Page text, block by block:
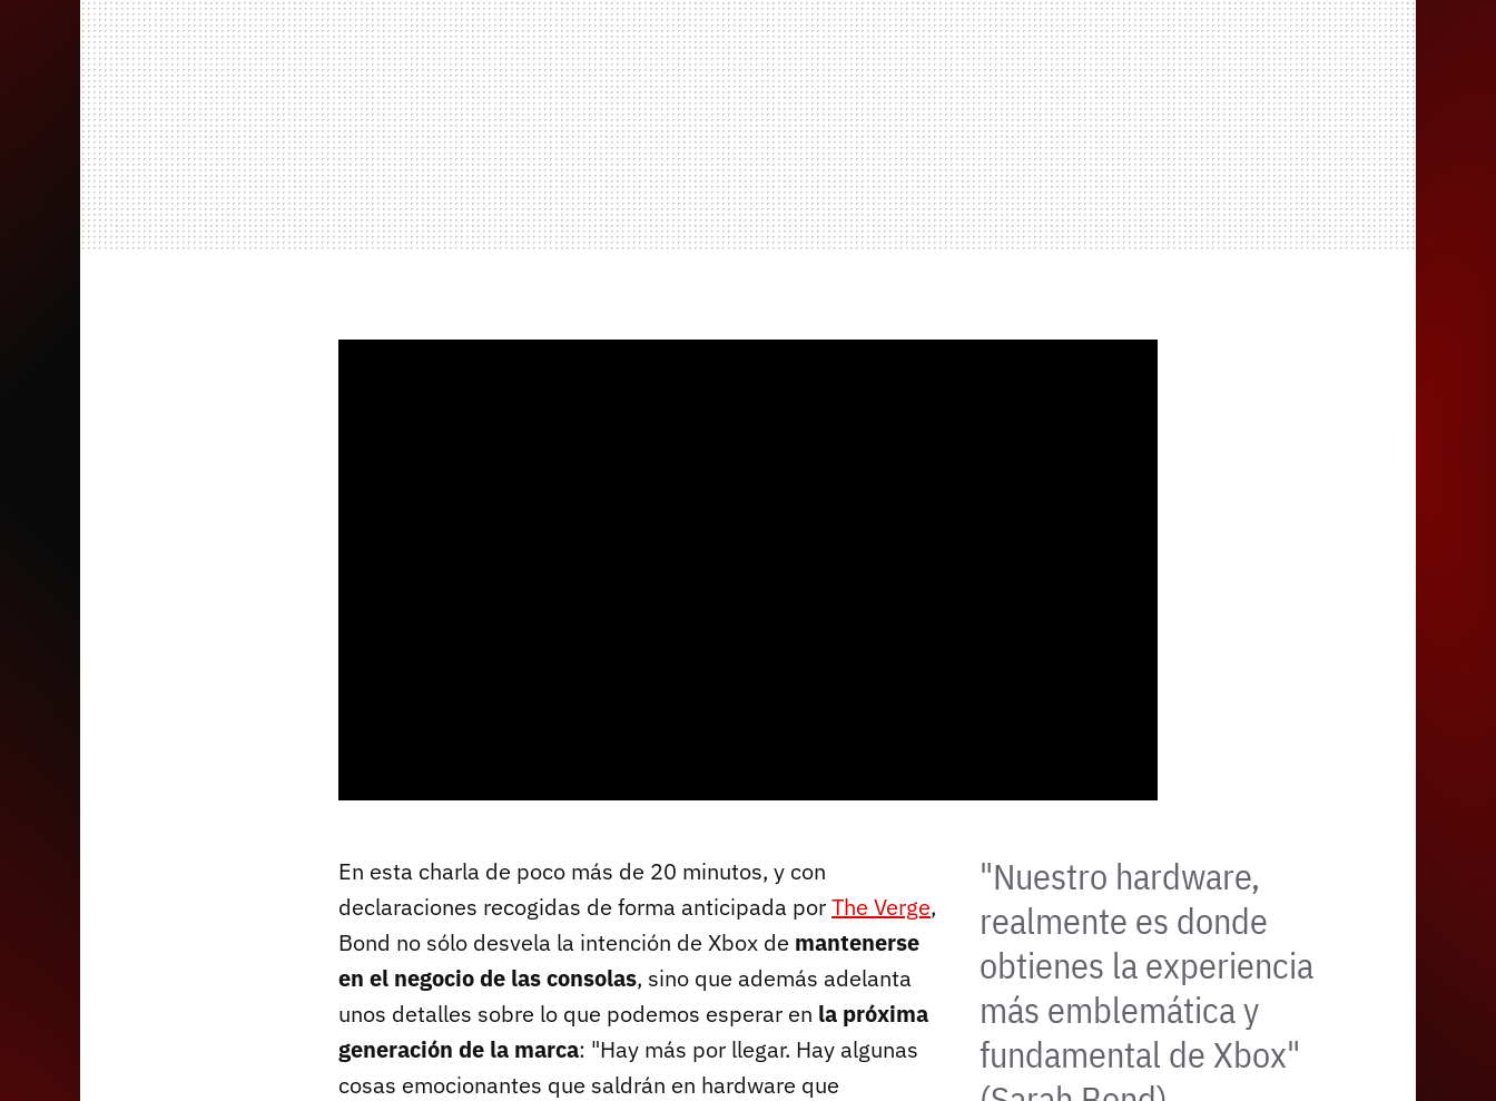
"Nuestro hardware,
realmente es donde
obtienes la experiencia
más emblemática y
fundamental de Xbox"
En esta charla de poco más de 20 minutos, y con
declaraciones recogidas de forma anticipada porThe Verge,
Bond no sólo desvela la intención de Xbox de mantenerse
en el negocio de las consolas, sino que además adelanta
unos detalles sobre lo que podemos esperar en la próxima
generación de la marca: "Hay más por llegar. Hay algunas
cosas emocionantes que saldrán en hardware que